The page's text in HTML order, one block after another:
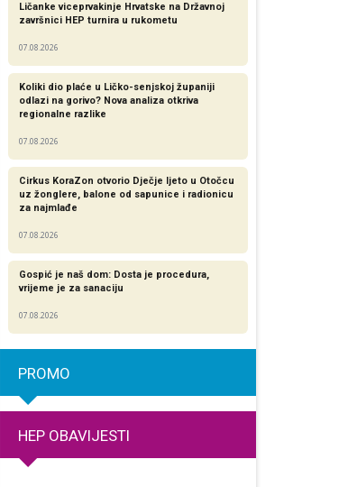
Ličanke viceprvakinje Hrvatske na Državnoj
završnici HEP turnira u rukometu
07.08.2026
Koliki dio plaće u Ličko-senjskoj županiji
odlazi na gorivo? Nova analiza otkriva
regionalne razlike​
07.08.2026
Cirkus KoraZon otvorio Dječje ljeto u Otočcu
uz žonglere, balone od sapunice i radionicu
za najmlađe
07.08.2026
Gospić je naš dom: Dosta je procedura,
vrijeme je za sanaciju
07.08.2026
PROMO
HEP OBAVIJESTI